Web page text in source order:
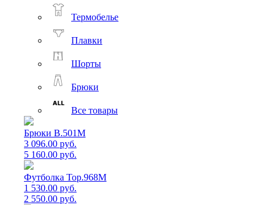
Термобелье
Плавки
Шорты
Брюки
Все товары
Брюки B.501M
3 096.00 руб.
5 160.00 руб.
Футболка Top.968M
1 530.00 руб.
2 550.00 руб.